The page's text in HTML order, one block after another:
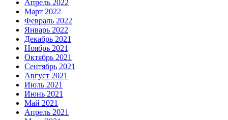
Апрель 2022
Март 2022
Февраль 2022
Январь 2022
Декабрь 2021
Ноябрь 2021
Октябрь 2021
Сентябрь 2021
Август 2021
Июль 2021
Июнь 2021
Май 2021
Апрель 2021